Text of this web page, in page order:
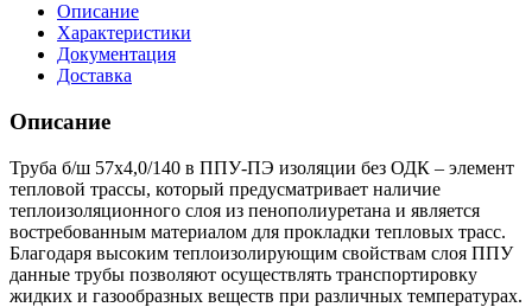
Описание
Характеристики
Документация
Доставка
Описание
Труба б/ш 57х4,0/140 в ППУ-ПЭ изоляции без ОДК – элемент
тепловой трассы, который предусматривает наличие
теплоизоляционного слоя из пенополиуретана и является
востребованным материалом для прокладки тепловых трасс.
Благодаря высоким теплоизолирующим свойствам слоя ППУ
данные трубы позволяют осуществлять транспортировку
жидких и газообразных веществ при различных температурах.